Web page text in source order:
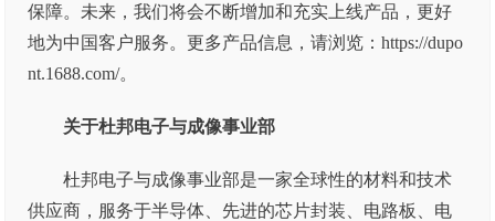
保障。未来，我们将会不断增加和充实上线产品，更好
地为中国客户服务。更多产品信息，请浏览：https://dupo
nt.1688.com/。
关于杜邦电子与成像事业部
杜邦电子与成像事业部是一家全球性的材料和技术
供应商，服务于半导体、先进的芯片封装、电路板、电